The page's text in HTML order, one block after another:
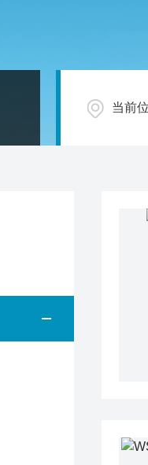
当前